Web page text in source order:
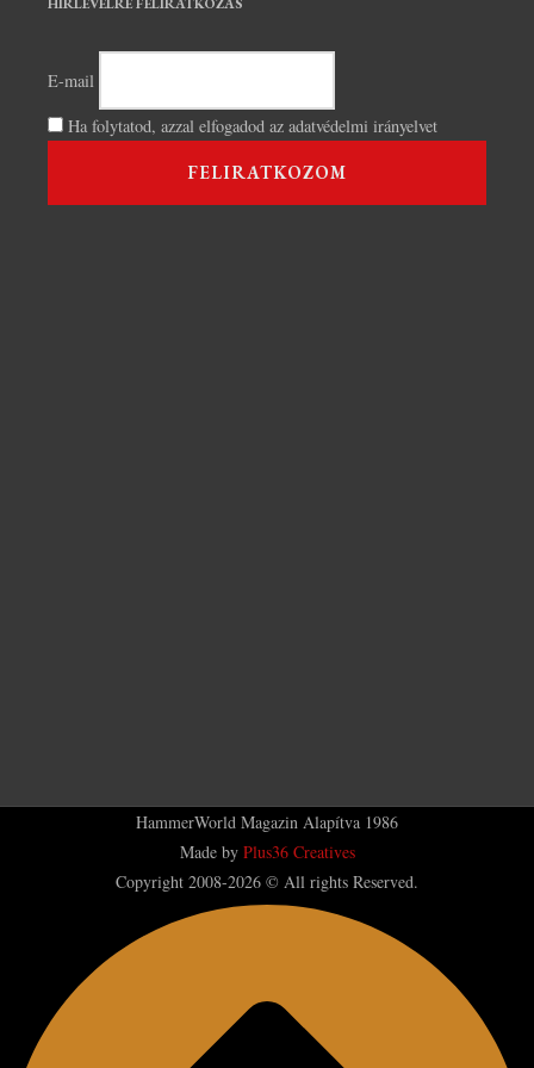
E-mail
Ha folytatod, azzal elfogadod az adatvédelmi irányelvet
HammerWorld Magazin Alapítva 1986
Made by Plus36 Creatives
Copyright 2008-2026 © All rights Reserved.